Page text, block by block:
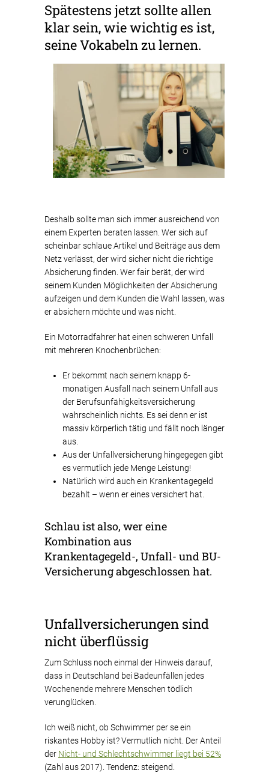
Spätestens jetzt sollte allen
klar sein, wie wichtig es ist,
seine Vokabeln zu lernen.
Deshalb sollte man sich immer ausreichend von
einem Experten beraten lassen. Wer sich auf
scheinbar schlaue Artikel und Beiträge aus dem
Netz verlässt, der wird sicher nicht die richtige
Absicherung finden. Wer fair berät, der wird
seinem Kunden Möglichkeiten der Absicherung
aufzeigen und dem Kunden die Wahl lassen, was
er absichern möchte und was nicht.
Ein Motorradfahrer hat einen schweren Unfall
mit mehreren Knochenbrüchen:
Er bekommt nach seinem knapp 6-
monatigen Ausfall nach seinem Unfall aus
der Berufsunfähigkeitsversicherung
wahrscheinlich nichts. Es sei denn er ist
massiv körperlich tätig und fällt noch länger
aus.
Aus der Unfallversicherung hingegegen gibt
es vermutlich jede Menge Leistung!
Natürlich wird auch ein Krankentagegeld
bezahlt – wenn er eines versichert hat.
Schlau ist also, wer eine
Kombination aus
Krankentagegeld-, Unfall- und BU-
Versicherung abgeschlossen hat.
Unfallversicherungen sind
nicht überflüssig
Zum Schluss noch einmal der Hinweis darauf,
dass in Deutschland bei Badeunfällen jedes
Wochenende mehrere Menschen tödlich
verunglücken.
Ich weiß nicht, ob Schwimmer per se ein
riskantes Hobby ist? Vermutlich nicht. Der Anteil
der Nicht- und Schlechtschwimmer liegt bei 52%
(Zahl aus 2017). Tendenz: steigend.